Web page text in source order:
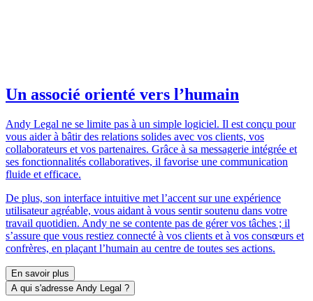
Un associé orienté vers l’humain
Andy Legal ne se limite pas à un simple logiciel. Il est conçu pour
vous aider à bâtir des relations solides avec vos clients, vos
collaborateurs et vos partenaires. Grâce à sa messagerie intégrée et
ses fonctionnalités collaboratives, il favorise une communication
fluide et efficace.
De plus, son interface intuitive met l’accent sur une expérience
utilisateur agréable, vous aidant à vous sentir soutenu dans votre
travail quotidien. Andy ne se contente pas de gérer vos tâches ; il
s’assure que vous restiez connecté à vos clients et à vos consœurs et
confrères, en plaçant l’humain au centre de toutes ses actions.
En savoir plus
A qui s'adresse Andy Legal ?